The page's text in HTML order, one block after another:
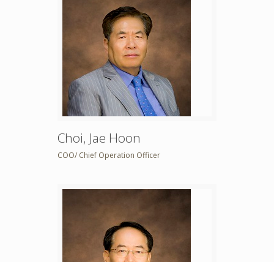
Choi, Jae Hoon
COO/ Chief Operation Officer